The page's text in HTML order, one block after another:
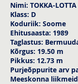
Nimi: TOKKA-LOTTA
Klass: D
Koduriik: Soome
Ehitusaasta: 1989
Taglastus:
Kõrgus: 19.50 m
Pikkus: 12.73 m
Purjeõppurite arv
Meeskonna